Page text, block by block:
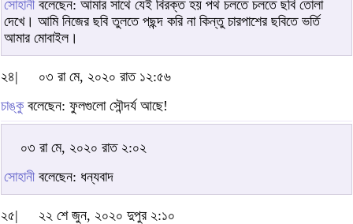
সোহানীবলেছেন: আমার সাথে যেই বিরক্ত হয় পথ চলতে চলতে ছবি তোলা
দেখে। আমি নিজের ছবি তুলতে পছন্দ করি না কিন্তু চারপাশের ছবিতে ভর্তি
আমার মোবাইল।
২৪|
০৩ রা মে, ২০২০ রাত ১২:৫৬
চাঙ্কুবলেছেন: ফুলগুলো সৌন্দর্য আছে!
০৩ রা মে, ২০২০ রাত ২:০২
সোহানীবলেছেন: ধন্যবাদ
২৫|
২২ শে জুন, ২০২০ দুপুর ২:১০